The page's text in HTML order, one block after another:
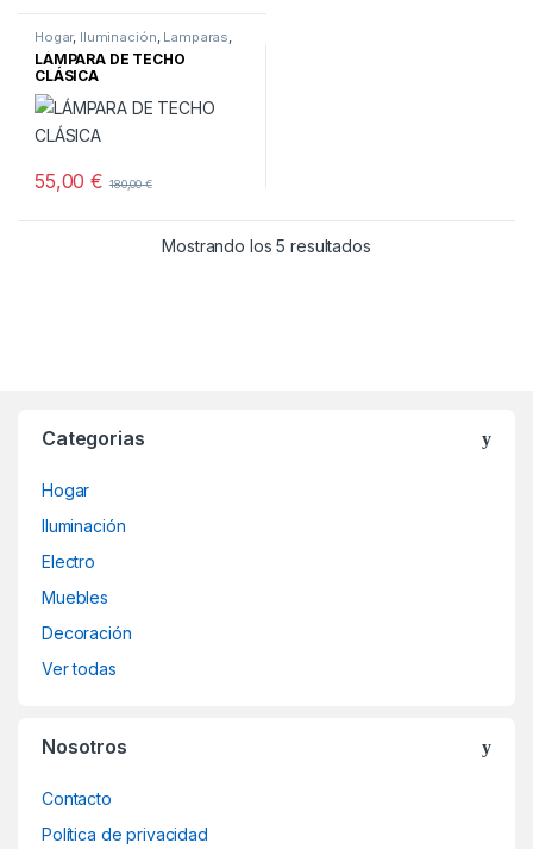
Hogar, Iluminación, Lamparas,
Techo
LÁMPARA DE TECHO
CLÁSICA
55,00€ 180,00€
Mostrando los 5 resultadosOrdenado por los
Categorias
Hogar
Iluminación
Electro
Muebles
Decoración
Ver todas
Nosotros
Contacto
Política de privacidad